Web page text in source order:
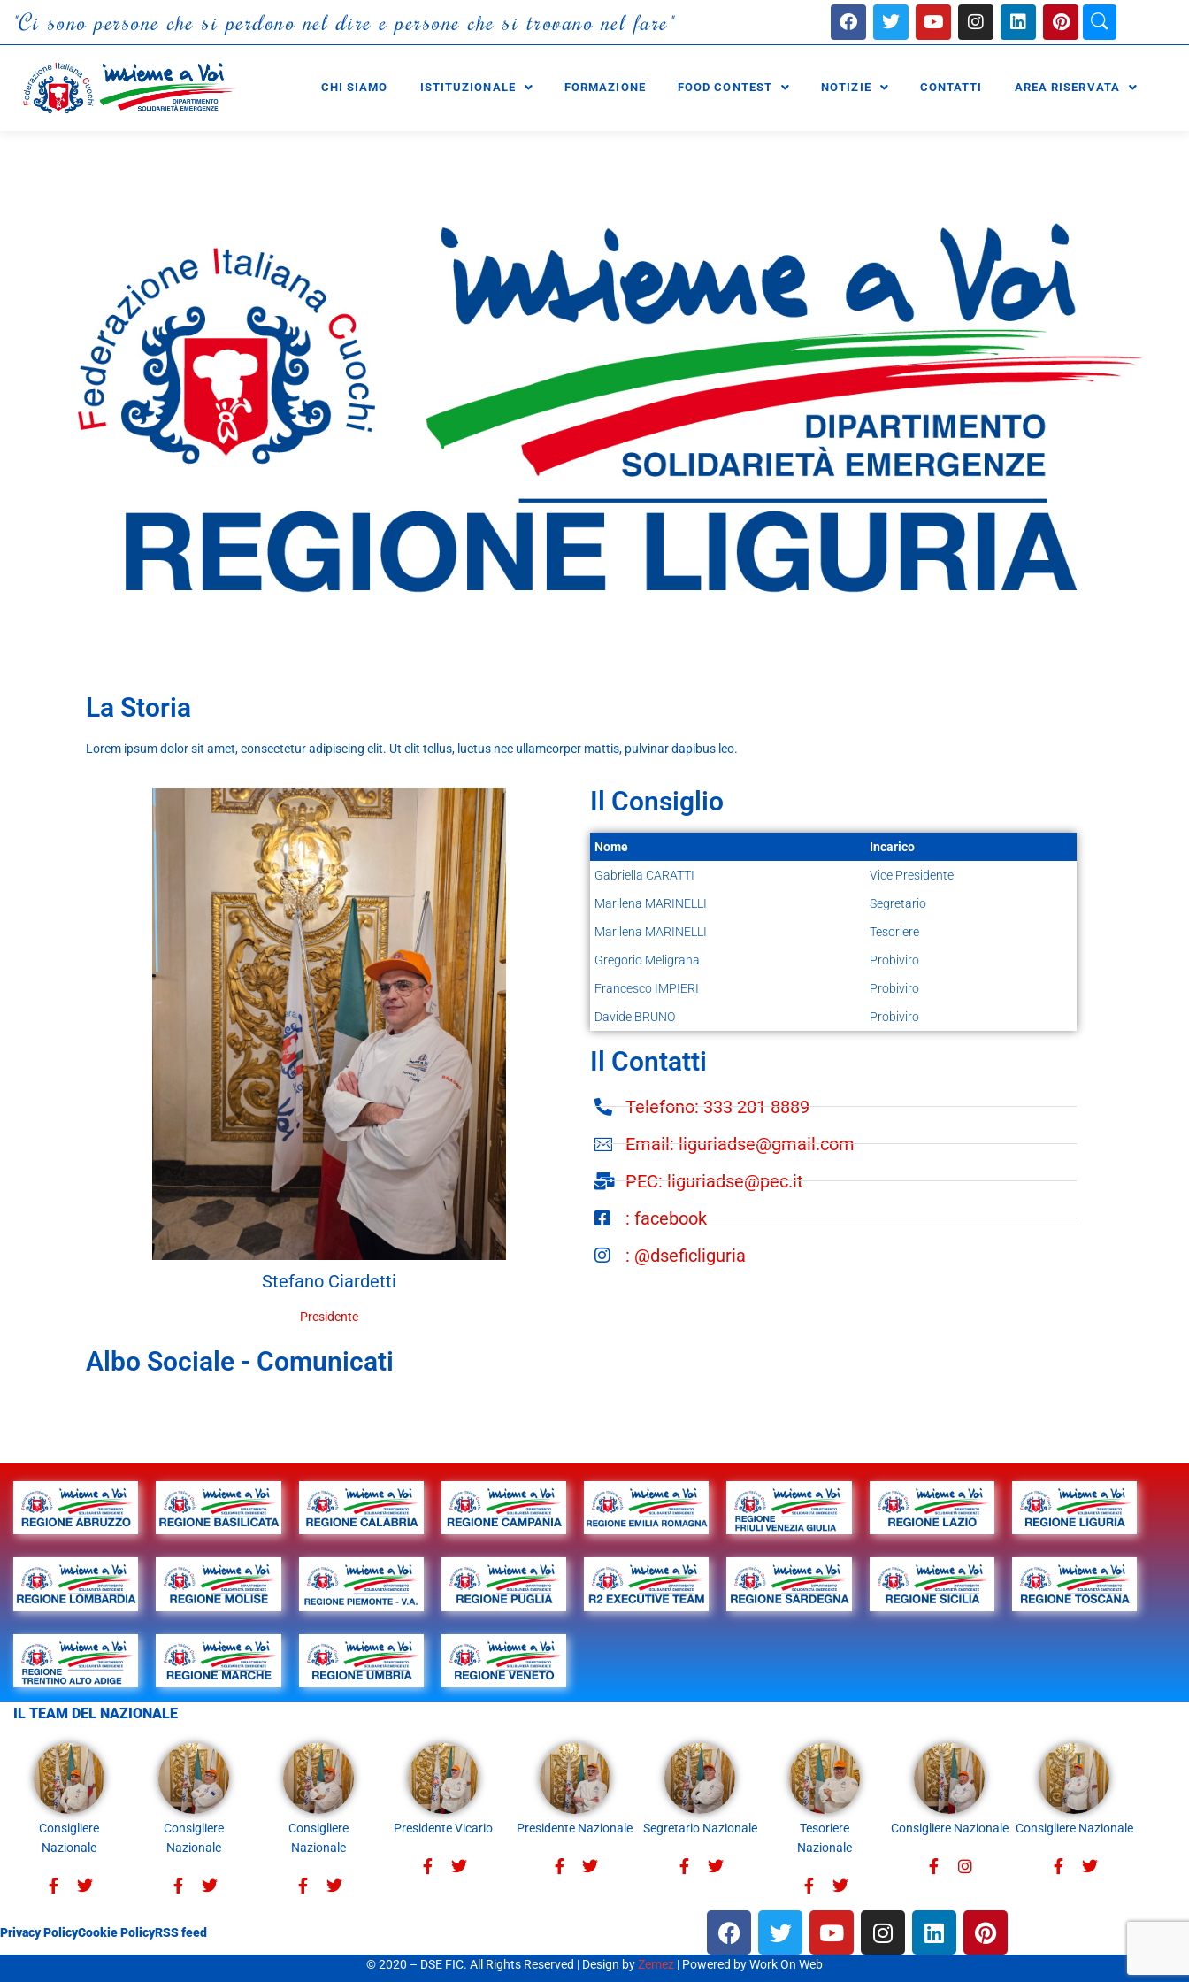
"Ci sono persone che si perdono nel dire e persone che si trovano nel fare"
CHI SIAMO ISTITUZIONALE FORMAZIONE FOOD CONTEST NOTIZIE CONTATTI AREA RISERVATA
La Storia
Lorem ipsum dolor sit amet, consectetur adipiscing elit. Ut elit tellus, luctus nec ullamcorper mattis, pulvinar dapibus leo.
Stefano Ciardetti
Presidente
Il Consiglio
Nome
Incarico
Gabriella CARATTI
Vice Presidente
Marilena MARINELLI
Segretario
Marilena MARINELLI
Tesoriere
Gregorio Meligrana
Probiviro
Francesco IMPIERI
Probiviro
Davide BRUNO
Probiviro
Il Contatti
Telefono: 333 201 8889
Email: liguriadse@gmail.com
PEC: liguriadse@pec.it
: facebook
: @dseficliguria
Albo Sociale - Comunicati
IL TEAM DEL NAZIONALE
Consigliere
Nazionale
Consigliere
Nazionale
Consigliere
Nazionale
Presidente Vicario Presidente Nazionale Segretario Nazionale
Tesoriere
Nazionale
Consigliere Nazionale Consigliere Nazionale
Privacy PolicyCookie PolicyRSS feed
© 2020 – DSE FIC. All Rights Reserved | Design byZemez | Powered by Work On Web